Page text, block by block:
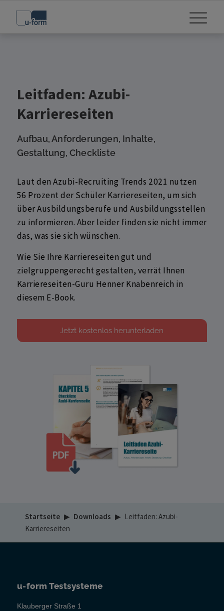
Leitfaden: Azubi-
Karriereseiten
Aufbau, Anforderungen, Inhalte,
Gestaltung, Checkliste
Laut den Azubi-Recruiting Trends 2021 nutzen
56 Prozent der Schüler Karriereseiten, um sich
über Ausbildungsberufe und Ausbildungsstellen
zu informieren. Aber leider finden sie nicht immer
das, was sie sich wünschen.
Wie Sie Ihre Karriereseiten gut und
zielgruppengerecht gestalten, verrät Ihnen
Karriereseiten-Guru Henner Knabenreich in
diesem E-Book.
Jetzt kostenlos herunterladen
Startseite ▶ Downloads ▶ Leitfaden: Azubi-
Karriereseiten
u-form Testsysteme
Klauberger Straße 1